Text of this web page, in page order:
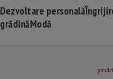
Dezvoltare personală
grădinăModă